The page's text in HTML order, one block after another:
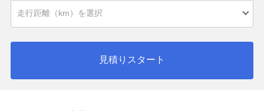
見積りスタート